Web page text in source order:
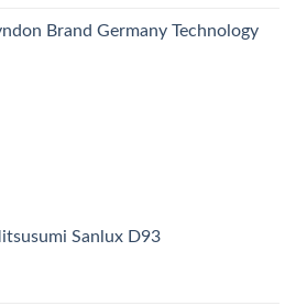
Brand Germany Technology
Sanlux D93